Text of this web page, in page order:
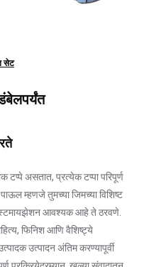
सेट
असतात, प्रत्येक टप्पा परिपूर्ण
म्हणजे तुमच्या जिमच्या विशिष्ट
आवश्यक आहे ते ठरवणे.
फिनिश आणि वैशिष्ट्ये
उत्पादन अंतिम करण्यापूर्वी